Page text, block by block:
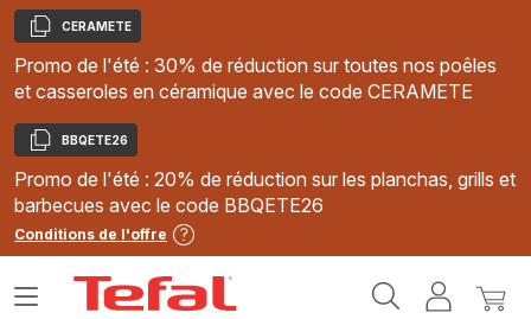
Copier
CERAMETE
Promo de l'été : 30% de réduction sur toutes nos poêles
et casseroles en céramique avec le code CERAMETE
Copier
BBQETE26
Promo de l'été : 20% de réduction sur les planchas, grills et
barbecues avec le code BBQETE26
Conditions de l'offre
MonMon
Ouvrir